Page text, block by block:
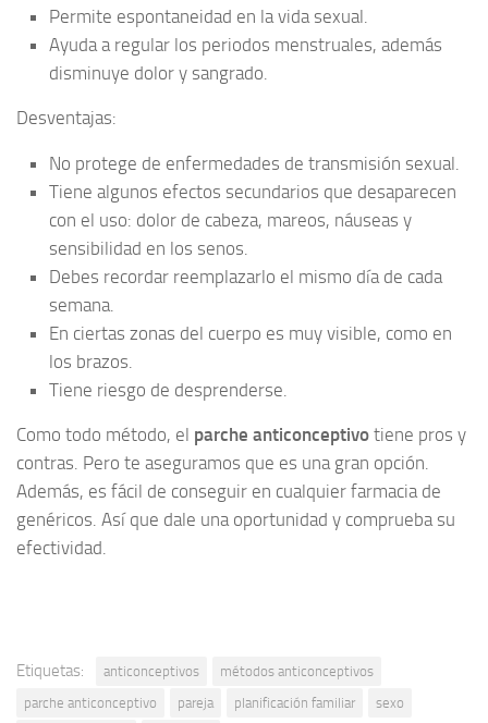
Permite espontaneidad en la vida sexual.
Ayuda a regular los periodos menstruales, además
disminuye dolor y sangrado.
Desventajas:
No protege de enfermedades de transmisión sexual.
Tiene algunos efectos secundarios que desaparecen
con el uso: dolor de cabeza, mareos, náuseas y
sensibilidad en los senos.
Debes recordar reemplazarlo el mismo día de cada
semana.
En ciertas zonas del cuerpo es muy visible, como en
los brazos.
Tiene riesgo de desprenderse.
Como todo método, el parche anticonceptivo tiene pros y
contras. Pero te aseguramos que es una gran opción.
Además, es fácil de conseguir en cualquier farmacia de
genéricos. Así que dale una oportunidad y comprueba su
efectividad.
Etiquetas: anticonceptivos
métodos anticonceptivos
parche anticonceptivo
pareja planificación familiar sexo